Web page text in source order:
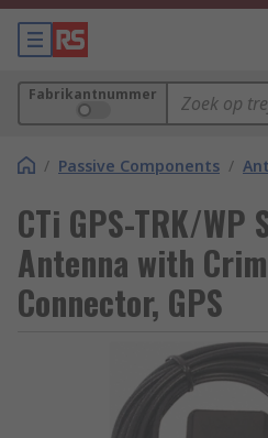
Fabrikantnummer
/ Passive Components /
CTi GPS-TRK/WP
Antenna with
Connector, GPS